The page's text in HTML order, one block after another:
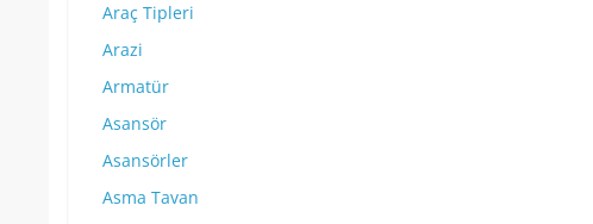
Araç Tipleri
Arazi
Armatür
Asansör
Asansörler
Asma Tavan